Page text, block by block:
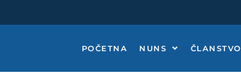
POČETNA NUNS ČLANSTVO